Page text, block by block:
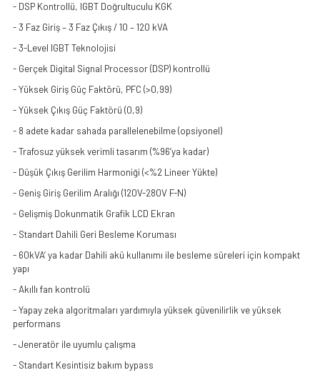
- DSP Kontrollü, IGBT Doğrultuculu KGK
- 3 Faz Giriş – 3 Faz Çıkış / 10 – 120 kVA
- 3-Level IGBT Teknolojisi
- Gerçek Digital Signal Processor (DSP) kontrollü
- Yüksek Giriş Güç Faktörü, PFC (>0,99)
- Yüksek Çıkış Güç Faktörü (0,9)
- 8 adete kadar sahada parallelenebilme (opsiyonel)
- Trafosuz yüksek verimli tasarım (%96’ya kadar)
- Düşük Çıkış Gerilim Harmoniği (<%2 Lineer Yükte)
- Geniş Giriş Gerilim Aralığı (120V-280V F-N)
- Gelişmiş Dokunmatik Grafik LCD Ekran
- Standart Dahili Geri Besleme Koruması
- 60kVA’ ya kadar Dahili akü kullanımı ile besleme süreleri için kompakt
yapı
- Akıllı fan kontrolü
- Yapay zeka algoritmaları yardımıyla yüksek güvenilirlik ve yüksek
performans
- Jeneratör ile uyumlu çalışma
- Standart Kesintisiz bakım bypass